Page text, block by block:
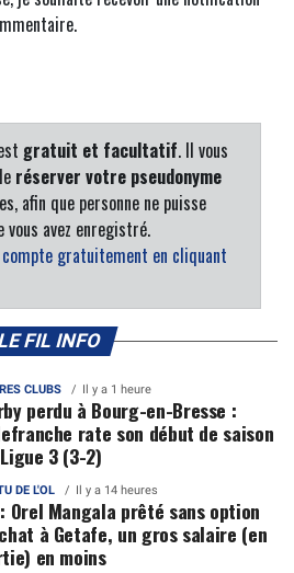
gratuit et facultatif. Il vous
réserver votre pseudonyme
afin que personne ne puisse
avez enregistré.
gratuitement en cliquant
FIL INFO
CLUBS Il y a 1 heure
perdu à Bourg-en-Bresse :
rate son début de saison
3 (3-2)
DE L'OL Il y a 14 heures
Orel Mangala prêté sans option
à Getafe, un gros salaire (en
en moins